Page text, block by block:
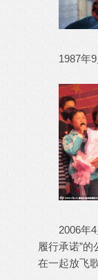
1987年9
2006年4月
履行承诺”
在一起放飞歌